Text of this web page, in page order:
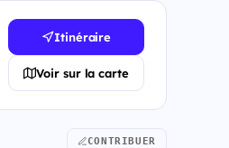
Itinéraire
Voir sur la carte
CONTRIBUER